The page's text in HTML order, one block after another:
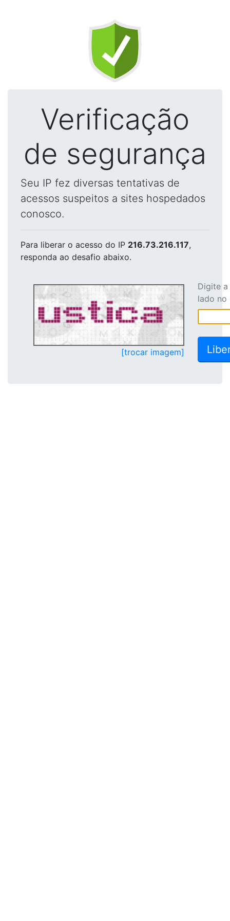
Verificação
de segurança
Seu IP fez diversas tentativas de
acessos suspeitos a sites hospedados
conosco.
Para liberar o acesso do IP 216.73.216.117,
responda ao desafio abaixo.
[trocar imagem]
Digite
lado no